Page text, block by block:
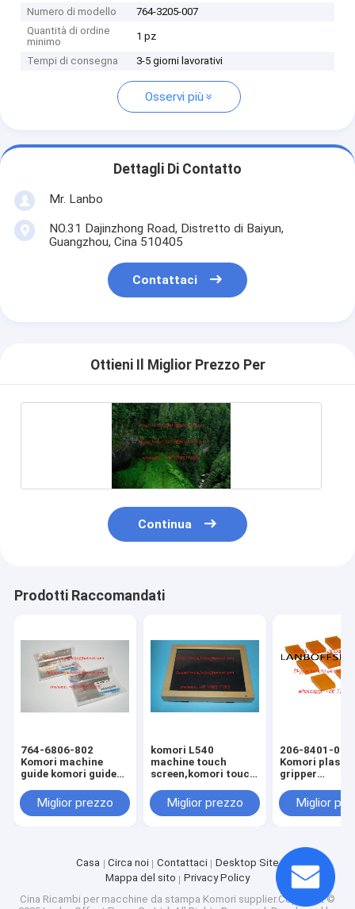
Numero di modello
764-3205-007
Quantità di ordine
minimo
1 pz
Tempi di consegna 3-5 giorni lavorativi
Osservi più
Dettagli Di Contatto
Mr. Lanbo
NO.31 Dajinzhong Road, Distretto di Baiyun,
Guangzhou, Cina 510405
Contattaci
Ottieni Il Miglior Prezzo Per
Continua
Prodotti Raccomandati
764-6806-802
Komori machine
guide komori guide
spare parts
Miglior prezzo
komori L540
machine touch
screen,komori touch
printing machine
spare parts
Miglior prezzo
206-8401-070
Komori plastic
gripper
komori spare
Miglior
Casa Circa noi Contattaci
Desktop Site
Mappa del sito
Privacy Policy
Cina Ricambi per macchine da stampa Komori supplier.Copyright ©